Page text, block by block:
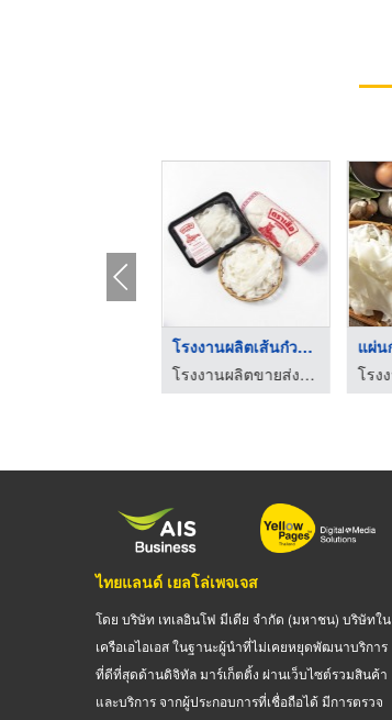
โรงงานผลิตเส้นก๋วยเต ...
โรงงานผลิตขายส่งเส้นก๋วยเตี๋ยว ไทยเจริญผล
ไทยแลนด์ เยลโล่เพจเจส
โดย บริษัท เทเลอินโฟ มีเดีย จำกัด (มหาชน) บริษัทใน
เครือเอไอเอส ในฐานะผู้นำที่ไม่เคยหยุดพัฒนาบริการ
ที่ดีที่สุดด้านดิจิทัล มาร์เก็ตติ้ง ผ่านเว็บไซต์รวมสินค้า
และบริการ จากผู้ประกอบการที่เชื่อถือได้ มีการตรวจ